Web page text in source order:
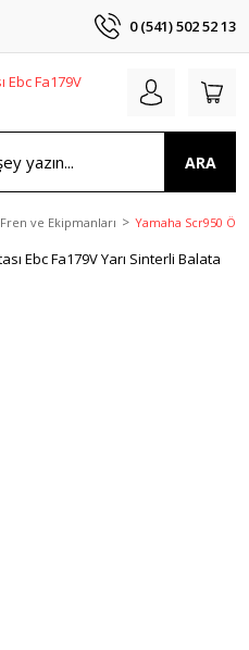
0 (541) 502 52 13
ARA
Fren ve Ekipmanları Yamaha Scr950 Ön